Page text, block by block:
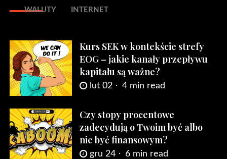
WALUTY INTERNET
Kurs SEK w kontekście strefy
EOG – jakie kanały przepływu
kapitału są ważne?
lut 02 4 min read
Czy stopy procentowe
zadecydują o Twoim być albo
nie być finansowym?
gru 24 6 min read